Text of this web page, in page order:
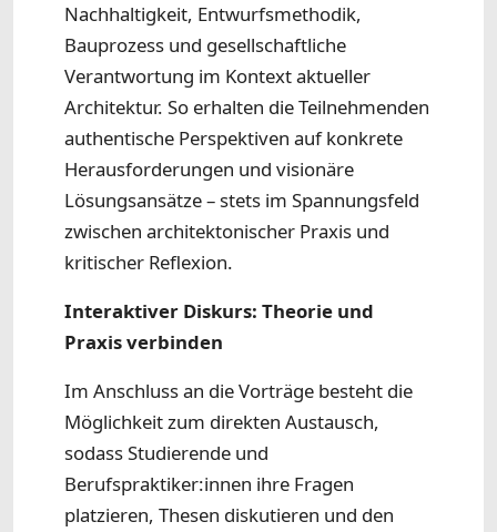
Nachhaltigkeit, Entwurfsmethodik,
Bauprozess und gesellschaftliche
Verantwortung im Kontext aktueller
Architektur. So erhalten die Teilnehmenden
authentische Perspektiven auf konkrete
Herausforderungen und visionäre
Lösungsansätze – stets im Spannungsfeld
zwischen architektonischer Praxis und
kritischer Reflexion.
Interaktiver Diskurs: Theorie und
Praxis verbinden
Im Anschluss an die Vorträge besteht die
Möglichkeit zum direkten Austausch,
sodass Studierende und
Berufspraktiker:innen ihre Fragen
platzieren, Thesen diskutieren und den